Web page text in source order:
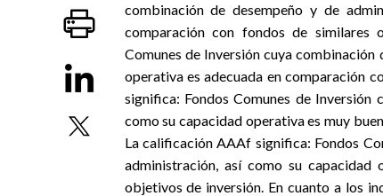
combinación de desempeño y de
comparación con fondos de similares
Comunes de Inversión cuya
operativa es adecuada en comparación
significa: Fondos Comunes de
como su capacidad operativa es muy
La calificación AAAf significa: Fondos
administración, así como su
objetivos de inversión. En cuanto a los